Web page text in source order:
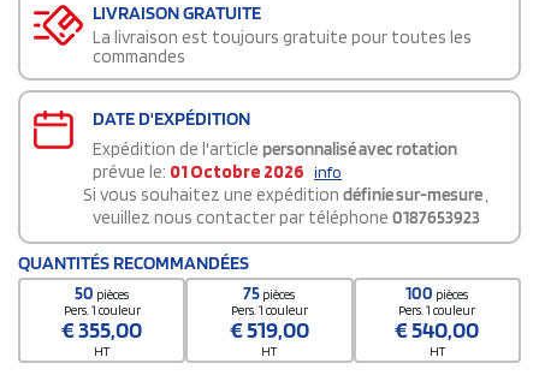
LIVRAISON GRATUITE
La livraison est toujours gratuite pour toutes les
commandes
DATE D'EXPÉDITION
Expédition de l'article personnalisé avec rotation
prévue le: 01 Octobre 2026 info
Si vous souhaitez une expédition définie sur-mesure,
veuillez nous contacter par téléphone 0187653923
QUANTITÉS RECOMMANDÉES
50 pièces
Pers. 1 couleur
€355,00
HT
75 pièces
Pers. 1 couleur
€519,00
HT
100 pièces
Pers. 1 couleur
€540,00
HT